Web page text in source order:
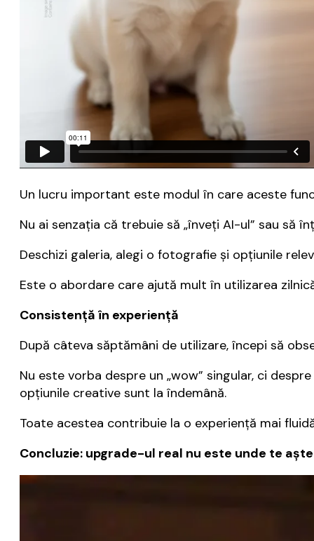
Un lucru important este modul în care aceste
Nu ai senzația că trebuie să „înveți AI-ul” sau să
Deschizi galeria, alegi o fotografie și opțiunile
Este o abordare care ajută mult în utilizarea
Consistență în experiență
După câteva săptămâni de utilizare, începi să
Nu este vorba despre un „wow” singular, ci
opțiunile creative sunt la îndemână.
Toate acestea contribuie la o experiență mai
Concluzie: upgrade-ul real nu este unde te